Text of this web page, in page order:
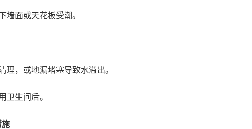
墙面或天花板受潮。
理，或地漏堵塞导致水溢出。
卫生间后。
施